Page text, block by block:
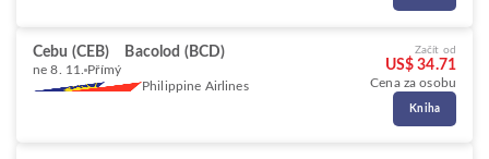
Cebu (CEB) Bacolod (BCD)
ne 8. 11. Přímý
Philippine Airlines
Začít od
US$ 34.71
Cena za osobu
Kniha